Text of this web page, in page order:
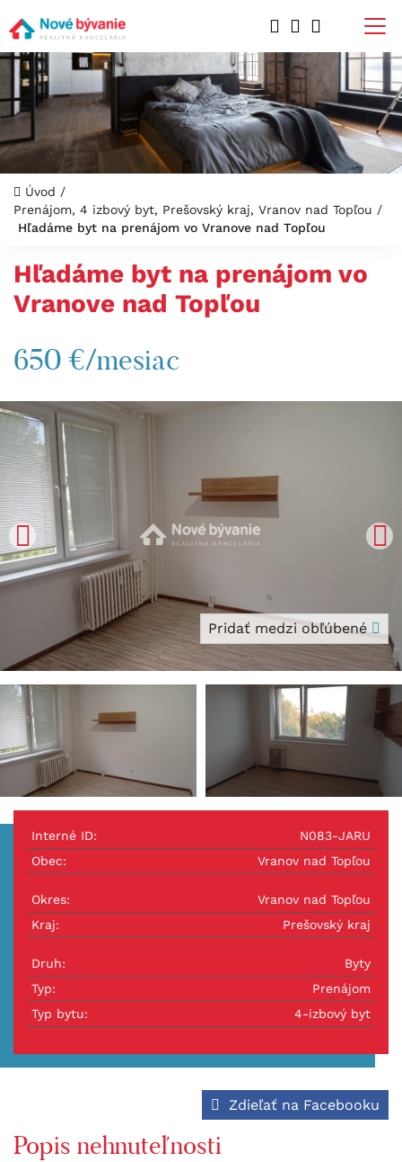
Úvod /
Prenájom, 4 izbový byt, Prešovský kraj, Vranov nad Topľou /
Hľadáme byt na prenájom vo Vranove nad Topľou
Hľadáme byt na prenájom vo
Vranove nad Topľou
650 €/mesiac
Pridať medzi obľúbené
Interné ID:
N083-JARU
Obec:
Vranov nad Topľou
Okres:
Vranov nad Topľou
Kraj:
Prešovský kraj
Druh:
Byty
Typ:
Prenájom
Typ bytu:
4-izbový byt
Popis nehnuteľnosti
Zdieľať na Facebooku